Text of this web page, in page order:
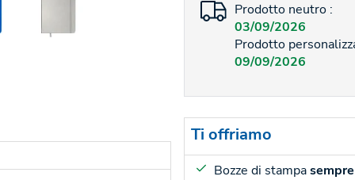
Prodotto neutro :
03/09/2026
Prodotto
09/09/2026
Ti offriamo
Bozze di stampa